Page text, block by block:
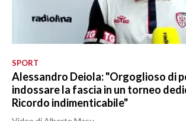
SPORT
Alessandro Deiola: "Orgoglioso di
indossare la fascia in un torneo
Ricordo indimenticabile"